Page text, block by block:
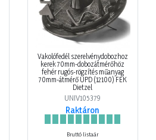
Vakolófedél szerelvénydobozhoz
kerek 70mm-dobozátmérőhöz
fehér rugós-rögzítés műanyag
70mm-átmérő UPD (12100) FEK
Dietzel
UNIV105379
Raktáron
Bruttó listaár